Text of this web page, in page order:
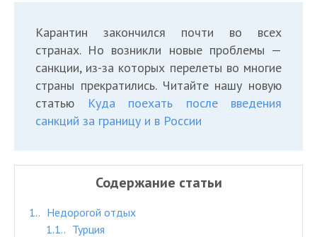
Карантин закончился почти во всех
странах. Но возникли новые проблемы —
санкции, из-за которых перелеты во многие
страны прекратились. Читайте нашу новую
статью
Куда поехать после введения
санкций за границу и в России
Содержание статьи
1.
Недорогой отдых
1.1.
Турция